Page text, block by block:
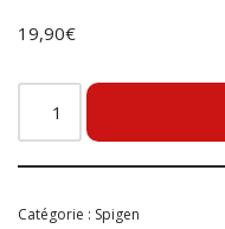
19,90€
Catégorie : Spigen